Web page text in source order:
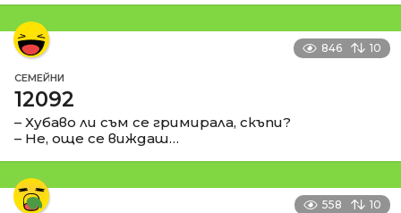
846 10
СЕМЕЙНИ
12092
– Хубаво ли съм се гримирала, скъпи?
– Не, още се виждаш…
558 10